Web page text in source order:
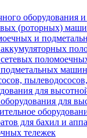
оборудования
(роторных)
и
машин
для
для
для бахил и
тележек